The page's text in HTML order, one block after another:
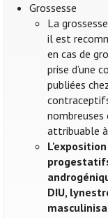
Grossesse
La
il est
en cas de
prise d’une
publiées
attribuable
DIU,